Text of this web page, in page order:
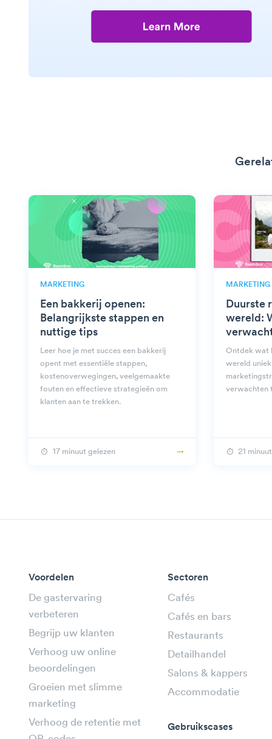
MARKETING
Een bakkerij openen:
Belangrijkste stappen en
nuttige tips
Leer hoe je met succes een bakkerij
opent met essentiële stappen,
kostenoverwegingen, veelgemaakte
fouten en effectieve strategieën om
klanten aan te trekken.
17 minuut gelezen
MARKETING
Duurste
wereld:
Ontdek wat
wereld
verwachten
21
Voordelen
De gastervaring
verbeteren
Begrijp uw klanten
Verhoog uw online
beoordelingen
Groeien met slimme
marketing
Verhoog de retentie met
Sectoren
Cafés
Cafés en bars
Restaurants
Detailhandel
Salons & kappers
Accommodatie
Gebruikscases